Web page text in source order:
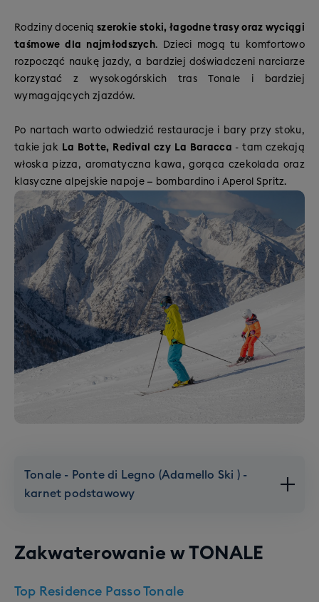
Rodziny docenią szerokie stoki, łagodne trasy oraz wyciągi
taśmowe dla najmłodszych. Dzieci mogą tu komfortowo
rozpocząć naukę jazdy, a bardziej doświadczeni narciarze
korzystać z wysokogórskich tras Tonale i bardziej
wymagających zjazdów.
Po nartach warto odwiedzić restauracje i bary przy stoku,
takie jak La Botte, Redival czy La Baracca - tam czekają
włoska pizza, aromatyczna kawa, gorąca czekolada oraz
klasyczne alpejskie napoje — bombardino i Aperol Spritz.
Tonale - Ponte di Legno (Adamello Ski ) -
karnet podstawowy
Zakwaterowanie wTONALE
Top Residence Passo Tonale